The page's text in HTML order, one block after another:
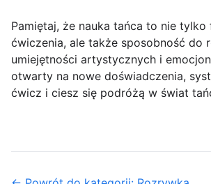
Pamiętaj, że nauka tańca to nie tylko
ćwiczenia, ale także sposobność do
umiejętności artystycznych i
otwarty na nowe doświadczenia,
ćwicz i ciesz się podróżą w świat